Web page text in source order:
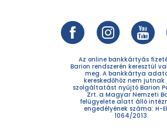
Az online bankkártyás
Barion rendszerén keresztül
meg. A bankkártya
kereskedőhöz nem jutnak
szolgáltatást nyújtó Barion
Zrt. a Magyar Nemzeti
felügyelete alatt álló
engedélyének száma: H-
1064/2013.